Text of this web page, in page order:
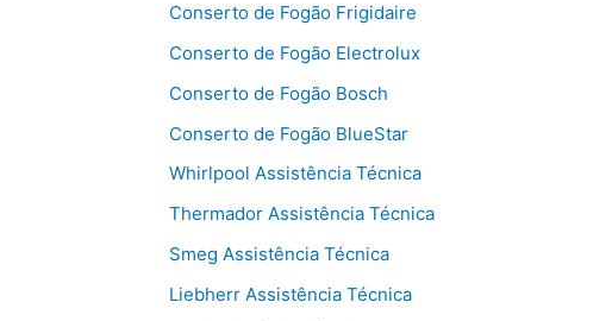
Conserto de Fogão Frigidaire
Conserto de Fogão Electrolux
Conserto de Fogão Bosch
Conserto de Fogão BlueStar
Whirlpool Assistência Técnica
Thermador Assistência Técnica
Smeg Assistência Técnica
Liebherr Assistência Técnica